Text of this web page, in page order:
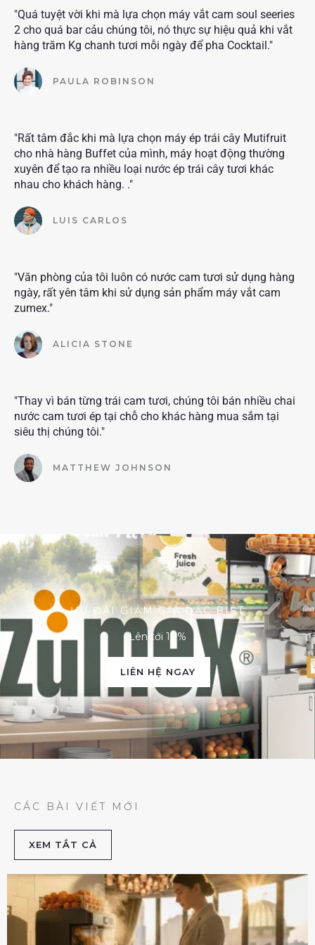
"Quá tuyệt vời khi mà lựa chọn máy vắt cam soul seeries
2 cho quá bar cảu chúng tôi, nó thực sự hiệu quả khi vắt
hàng trăm Kg chanh tươi mỗi ngày để pha Cocktail."
PAULA ROBINSON
"Rất tâm đắc khi mà lựa chọn máy ép trái cây Mutifruit
cho nhà hàng Buffet của mình, máy hoạt động thường
xuyên để tạo ra nhiều loại nước ép trái cây tươi khác
nhau cho khách hàng. ."
LUIS CARLOS
"Văn phòng của tôi luôn có nước cam tươi sử dụng hàng
ngày, rất yên tâm khi sử dụng sản phẩm máy vắt cam
zumex."
ALICIA STONE
"Thay vì bán từng trái cam tươi, chúng tôi bán nhiều chai
nước cam tươi ép tại chỗ cho khác hàng mua sắm tại
siêu thị chúng tôi."
MATTHEW JOHNSON
ƯU ĐÃI GIẢM GIÁ ĐẶC BIỆT
Lên tới 10%
LIÊN HỆ NGAY
CÁC BÀI VIẾT MỚI
XEM TẮT CẢ